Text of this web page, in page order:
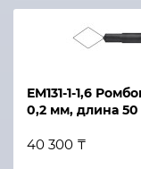
ЕМ131-1-1,6
0,2 мм, длина
40 300 ₸